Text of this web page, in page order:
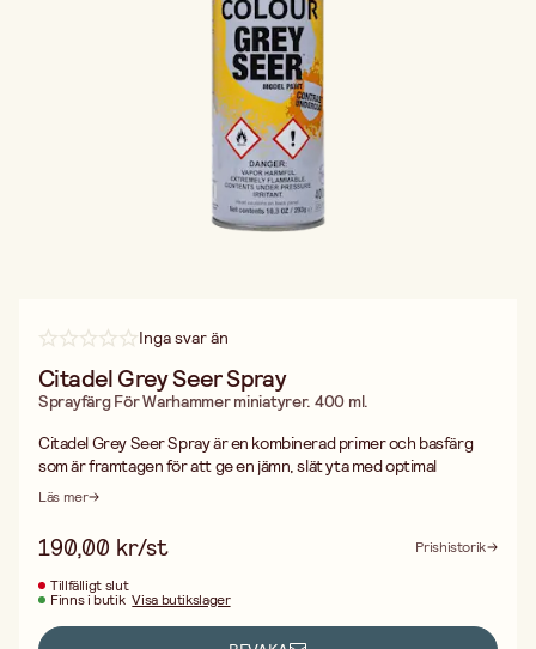
Inga svar än
Citadel Grey Seer Spray
Sprayfärg För Warhammer miniatyrer. 400 ml.
Citadel Grey Seer Spray är en kombinerad primer och basfärg
som är framtagen för att ge en jämn, slät yta med optimal
vidhäftning. Den ljusgrå nyansen är särskilt framtagen för att
framhäva kontraster och nyanser i dina modeller.
Den snabbtorkande formulan gör att du sparar tid i
målningsprocessen samtidigt som sprayen fäster effektivt på
plast, resin och metall. Citadel Grey Seer är ett utmärkt val
oavsett om du målar Space Marines, Stormcast Eternals, Orruks
Läs mer
190,00 kr/st
Prishistorik
Tillfälligt slut
Finns i butik Visa butikslager